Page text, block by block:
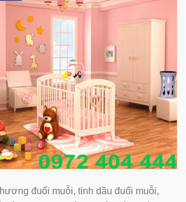
đuổi muỗi, tinh dầu đuổi muỗi,